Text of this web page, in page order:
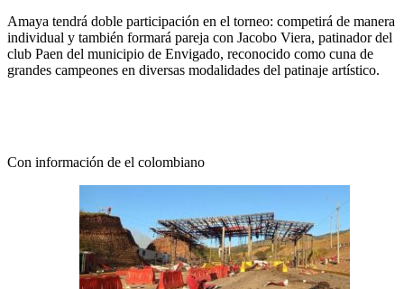
Amaya tendrá doble participación en el torneo: competirá de manera
individual y también formará pareja con Jacobo Viera, patinador del
club Paen del municipio de Envigado, reconocido como cuna de
grandes campeones en diversas modalidades del patinaje artístico.
Con información de el colombiano